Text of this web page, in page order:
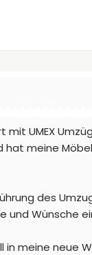
UMEX
meine
des
und Wünsche
in meine